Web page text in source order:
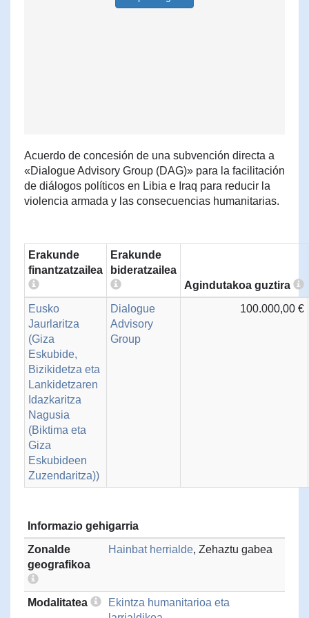
Acuerdo de concesión de una subvención directa a
«Dialogue Advisory Group (DAG)» para la facilitación
de diálogos políticos en Libia e Iraq para reducir la
violencia armada y las consecuencias humanitarias.
Erakunde
finantzatzailea
Erakunde
bideratzailea
Agindutakoa guztira
Eusko
Jaurlaritza
(Giza
Eskubide,
Bizikidetza eta
Lankidetzaren
Idazkaritza
Nagusia
(Biktima eta
Giza
Eskubideen
Zuzendaritza))
Dialogue
Advisory
Group
100.000,00 €
Informazio gehigarria
Zonalde
geografikoa
Hainbat herrialde, Zehaztu gabea
Modalitatea
Ekintza humanitarioa eta